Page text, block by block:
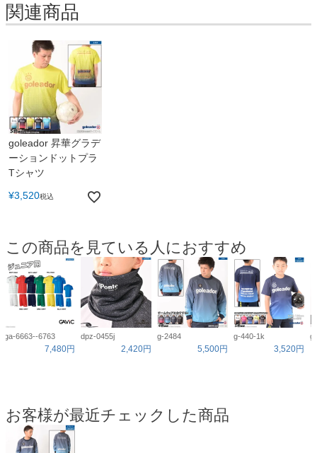
関連商品
goleador 昇華グラデ
ーションドットプラ
Tシャツ
¥3,520税込
この商品を見ている人におすすめ
ga-6663--6763
7,480円
dpz-0455j
2,420円
g-2484
5,500円
g-440-1k
3,520円
お客様が最近チェックした商品